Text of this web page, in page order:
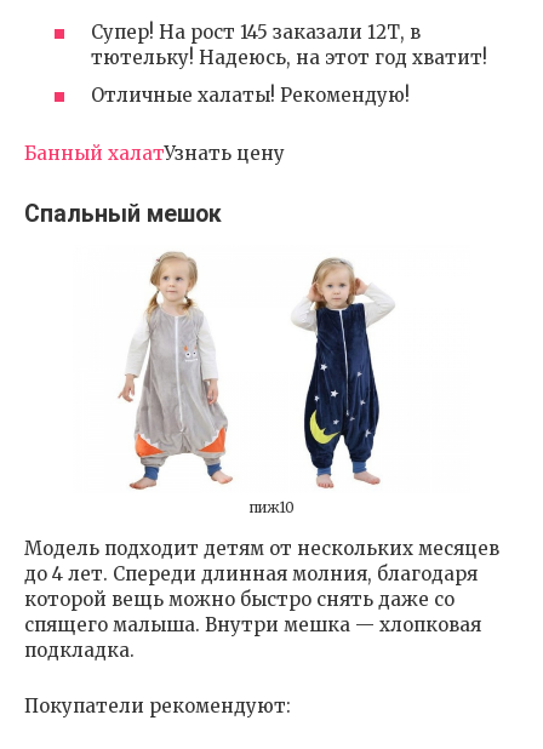
Супер! На рост 145 заказали 12Т, в
тютельку! Надеюсь, на этот год хватит!
Отличные халаты! Рекомендую!
Банный халатУзнать цену
Спальный мешок
пиж10
Модель подходит детям от нескольких месяцев
до 4 лет. Спереди длинная молния, благодаря
которой вещь можно быстро снять даже со
спящего малыша. Внутри мешка — хлопковая
подкладка.
Покупатели рекомендуют: